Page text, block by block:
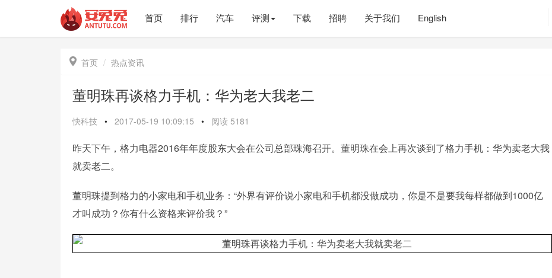
首页 排行 汽车 评测 下载 招聘 关于我们 English
 首页 热点资讯
董明珠再谈格力手机：华为老大我老二
快科技 • 2017-05-19 10:09:15 • 阅读 5181
昨天下午，格力电器2016年年度股东大会在公司总部珠海召开。董明珠在会上再次谈到了格力手机：华为卖老大我
就卖老二。
董明珠提到格力的小家电和手机业务：“外界有评价说小家电和手机都没做成功，你是不是要我每样都做到1000亿
才叫成功？你有什么资格来评价我？”